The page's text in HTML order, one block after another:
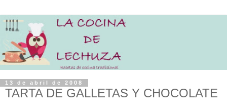
13 de abril de 2008
TARTA DE GALLETAS Y CHOCOLATE